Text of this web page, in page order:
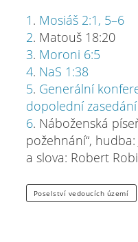
1 . Mosiáš 2:1, 5–6
2. Matouš 18:20
3. Moroni 6:5
4. NaS 1:38
5. Generální
dopolední zasedání
6. Náboženská
požehnání“,
a slova: Robert
Poselství vedoucích území